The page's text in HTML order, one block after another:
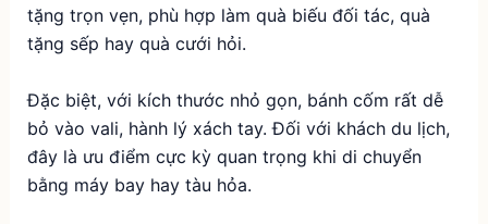
tặng trọn vẹn, phù hợp làm quà biếu đối tác, quà
tặng sếp hay quà cưới hỏi.
Đặc biệt, với kích thước nhỏ gọn, bánh cốm rất dễ
bỏ vào vali, hành lý xách tay. Đối với khách du lịch,
đây là ưu điểm cực kỳ quan trọng khi di chuyển
bằng máy bay hay tàu hỏa.